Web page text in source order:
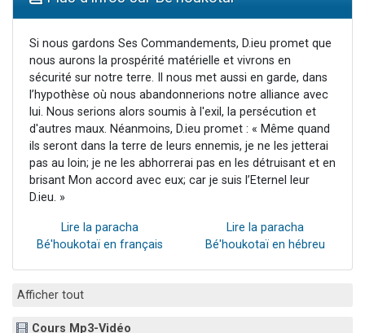
61 personnes viennent de demander une bénédiction
Ariel vient de donner son Maasser
Il reste 49 places pour étudier en groupe sur Zoom
Eva vient de donner son Maasser
Si nous gardons Ses Commandements, D.ieu promet que
nous aurons la prospérité matérielle et vivrons en
sécurité sur notre terre. Il nous met aussi en garde, dans
l’hypothèse où nous abandonnerions notre alliance avec
lui. Nous serions alors soumis à l'exil, la persécution et
d'autres maux. Néanmoins, D.ieu promet : « Même quand
ils seront dans la terre de leurs ennemis, je ne les jetterai
pas au loin; je ne les abhorrerai pas en les détruisant et en
brisant Mon accord avec eux; car je suis l’Eternel leur
D.ieu. »
Lire la paracha
Bé'houkotaï en français
Lire la paracha
Bé'houkotaï en hébreu
Afficher tout
Cours Mp3-Vidéo